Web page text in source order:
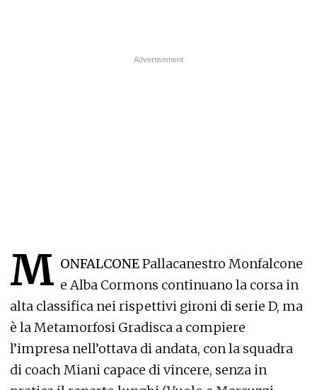
M ONFALCONEPallacanestro Monfalcone
e Alba Cormons continuano la corsa in
alta classifica nei rispettivi gironi di serie D, ma
è la Metamorfosi Gradisca a compiere
l’impresa nell’ottava di andata, con la squadra
di coach Miani capace di vincere, senza in